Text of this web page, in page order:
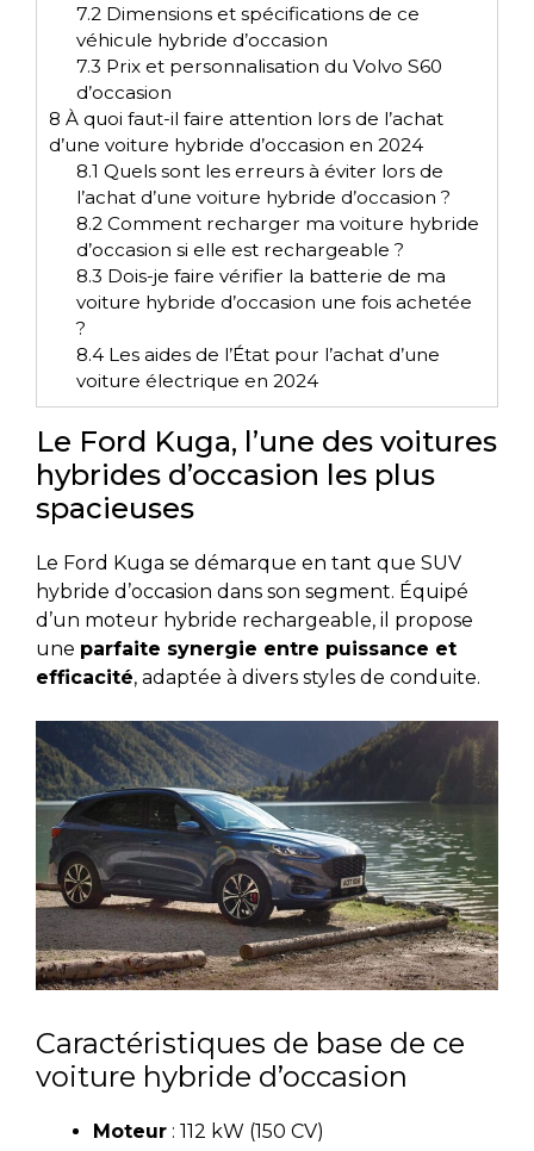
7.2Dimensions et spécifications de ce
véhicule hybride d’occasion
7.3 Prix et personnalisation du Volvo S60
d’occasion
8 À quoi faut-il faire attention lors de l’achat
d’une voiture hybride d’occasion en 2024
8.1 Quels sont les erreurs à éviter lors de
l’achat d’une voiture hybride d’occasion ?
8.2Comment recharger ma voiture hybride
d’occasion si elle est rechargeable ?
8.3 Dois-je faire vérifier la batterie de ma
voiture hybride d’occasion une fois achetée
?
8.4Les aides de l’État pour l’achat d’une
voiture électrique en 2024
Le Ford Kuga, l’une des voitures
hybrides d’occasion les plus
spacieuses
Le Ford Kuga se démarque en tant que SUV
hybride d’occasion dans son segment. Équipé
d’un moteur hybride rechargeable, il propose
une parfaite synergie entre puissance et
efficacité, adaptée à divers styles de conduite.
Caractéristiques de base de ce
voiture hybride d’occasion
Moteur : 112 kW (150 CV)